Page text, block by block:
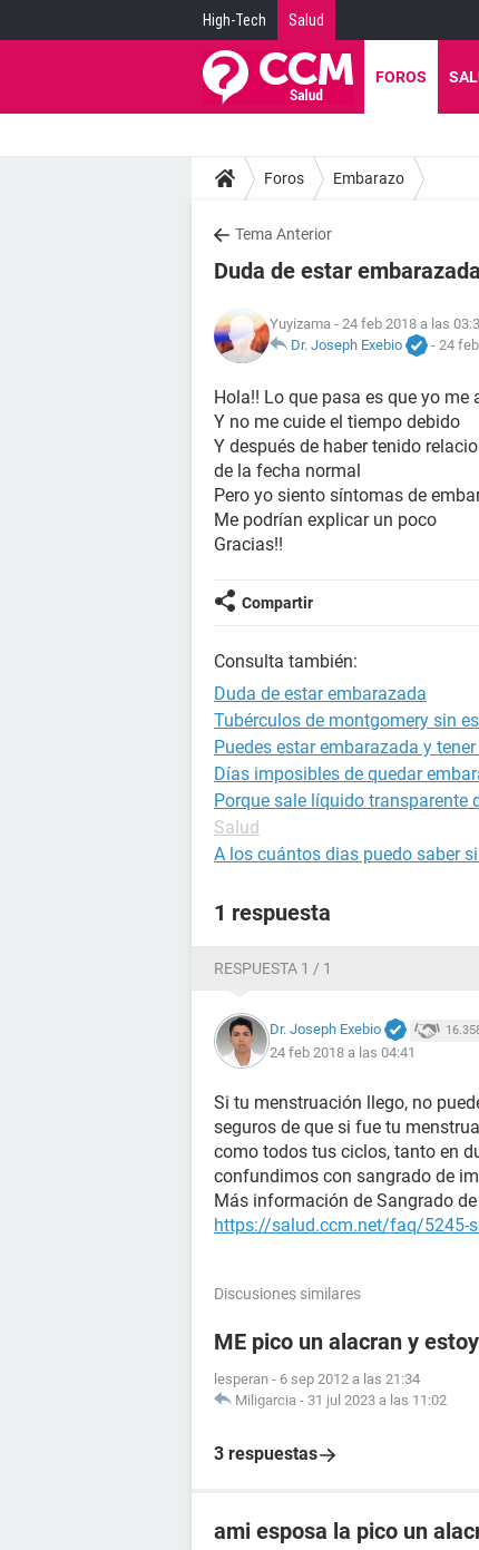
High-Tech Salud
FOROS
Foros Embarazo
Tema Anterior
Duda de estar embarazada
Yuyizama - 24 feb 2018 a las
Dr. Joseph Exebio
- 24
Hola!! Lo que pasa es que yo
Y no me cuide el tiempo debido
Y después de haber tenido
de la fecha normal
Pero yo siento síntomas de
Me podrían explicar un poco
Gracias!!
Compartir
Consulta también:
Duda de estar embarazada
Tubérculos de montgomery sin
Puedes estar embarazada y
Días imposibles de quedar
Porque sale líquido transparente
Salud
A los cuántos dias puedo saber
1 respuesta
RESPUESTA 1 / 1
Dr. Joseph Exebio
24 feb 2018 a las 04:41
Si tu menstruación llego, no
seguros de que si fue tu
como todos tus ciclos, tanto en
confundimos con sangrado de
Más información de Sangrado
https://salud.ccm.net/faq/5245-
Discusiones similares
ME pico un alacran y
lesperan - 6 sep 2012 a las 21:34
Miligarcia - 31 jul 2023 a las 11:02
3 respuestas
ami esposa la pico un